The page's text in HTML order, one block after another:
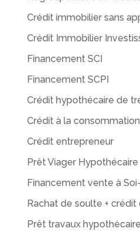
Crédit immobilier sans
Crédit Immobilier
Financement SCI
Financement SCPI
Crédit hypothécaire de
Crédit à la consommation
Crédit entrepreneur
Prêt Viager Hypothécaire
Financement vente à
Rachat de soulte +
Prêt travaux hypothécaire